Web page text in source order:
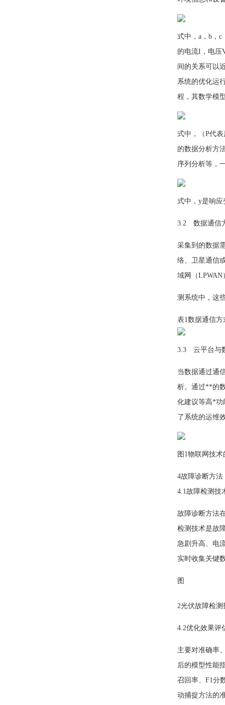
式中，a，b，
的电流I，电压
间的关系可以
系统的优化运
程，其数学模
式中，（P代
的数据分析方
序列分析等，
式中，y是响应
3.2 数据通信
采集到的数据
络、卫星通信
域网（
测系统中，这
表1数据通信方
3.3 云平台与
当数据通过通
析。通过**的
化建议等高*功
了系统的运维
图1物联网技
4故障诊断方法
4.1故障检测技
故障诊断方法
检测技术是故
急剧升高、电
实时收集关键
图
2光伏故障检测
4.2优化效果评
主要对准确率
后的模型性能
召回率、F1分
动捕捉方法的